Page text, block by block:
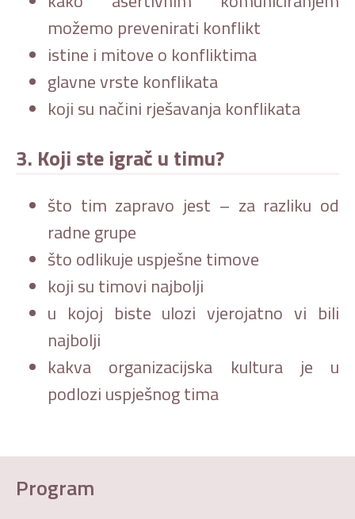
možemo prevenirati konflikt
istine i mitove o konfliktima
glavne vrste konflikata
koji su načini rješavanja konflikata
3. Koji ste igrač u timu?
što tim zapravo jest – za razliku od
radne grupe
što odlikuje uspješne timove
koji su timovi najbolji
u kojoj biste ulozi vjerojatno vi bili
najbolji
kakva organizacijska kultura je u
podlozi uspješnog tima
Program